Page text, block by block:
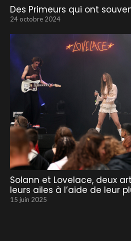
Des Primeurs qui ont
24 octobre 2024
Solann et Lovelace, deux
leurs ailes à l’aide de leur
15 juin 2025